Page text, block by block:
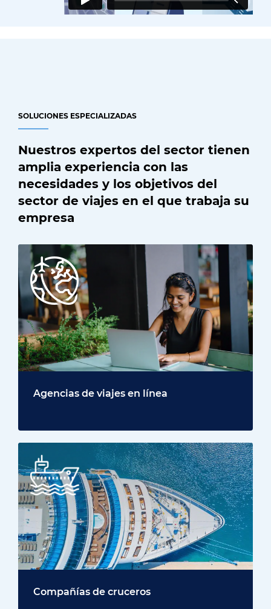
SOLUCIONES ESPECIALIZADAS
Nuestros expertos del sector tienen
amplia experiencia con las
necesidades y los objetivos del
sector de viajes en el que trabaja su
empresa
Agencias de viajes en línea
Compañías de cruceros